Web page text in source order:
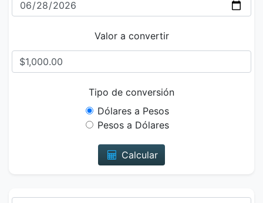
Valor a convertir
Tipo de conversión
Dólares a Pesos
Pesos a Dólares
Calcular